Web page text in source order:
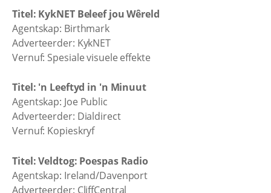
Titel: KykNET Beleef jou Wêreld
Agentskap: Birthmark
Adverteerder: KykNET
Vernuf: Spesiale visuele effekte
Titel: 'n Leeftyd in 'n Minuut
Agentskap: Joe Public
Adverteerder: Dialdirect
Vernuf: Kopieskryf
Titel: Veldtog: Poespas Radio
Agentskap: Ireland/Davenport
Adverteerder: CliffCentral